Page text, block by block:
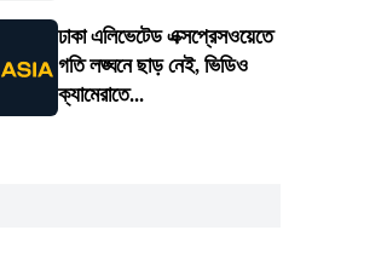
ঢাকা এলিভেটেড এক্সপ্রেসওয়েতে
গতি লঙ্ঘনে ছাড় নেই, ভিডিও
ক্যামেরাতে...